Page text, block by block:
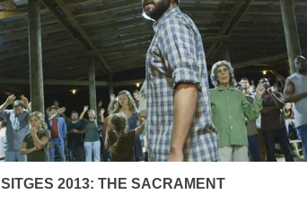
SITGES 2013: THE SACRAMENT